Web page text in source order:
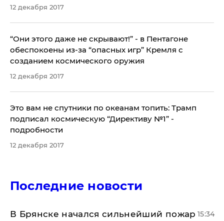
12 декабря 2017
“Они этого даже не скрывают!” - в Пентагоне
обеспокоены из-за “опасных игр” Кремля с
созданием космического оружия
12 декабря 2017
​Это вам не спутники по океанам топить: Трамп
подписал космическую “Директиву №1” -
подробности
12 декабря 2017
Последние новости
В Брянске начался сильнейший пожар 15:34